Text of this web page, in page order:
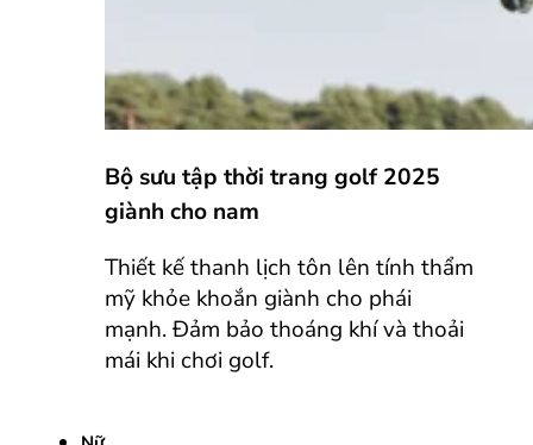
Bộ sưu tập thời trang golf 2025
giành cho nam
Thiết kế thanh lịch tôn lên tính thẩm
mỹ khỏe khoắn giành cho phái
mạnh. Đảm bảo thoáng khí và thoải
mái khi chơi golf.